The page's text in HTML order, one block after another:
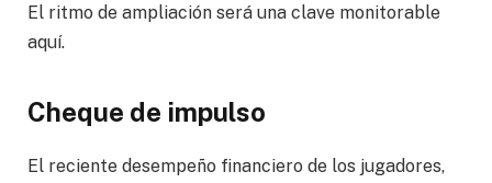
El ritmo de ampliación será una clave monitorable
aquí.
Cheque de impulso
El reciente desempeño financiero de los jugadores,